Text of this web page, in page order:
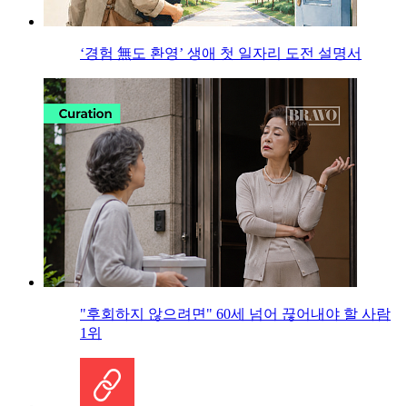
‘경험 無도 환영’ 생애 첫 일자리 도전 설명서
"후회하지 않으려면" 60세 넘어 끊어내야 할 사람
1위